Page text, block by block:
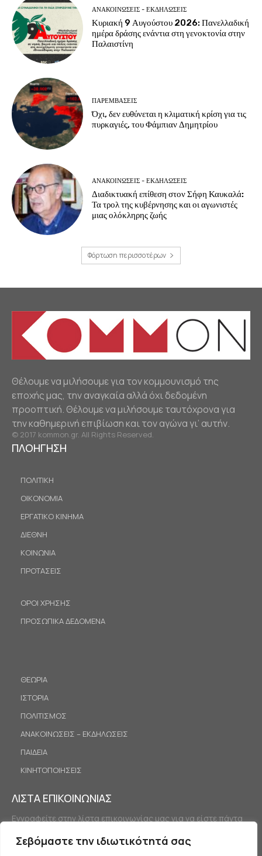
Σεβόμαστε την ιδιωτικότητά σας
ΑΝΑΚΟΙΝΩΣΕΙΣ - ΕΚΔΗΛΩΣΕΙΣ
Κυριακή 9 Αυγούστου 2026: Πανελλαδική
ημέρα δράσης ενάντια στη γενοκτονία στην
Παλαιστίνη
ΠΑΡΕΜΒΑΣΕΙΣ
Όχι, δεν ευθύνεται η κλιματική κρίση για τις
πυρκαγιές, του Φάμπιαν Δημητρίου
ΑΝΑΚΟΙΝΩΣΕΙΣ - ΕΚΔΗΛΩΣΕΙΣ
Διαδικτυακή επίθεση στον Σήφη Καυκαλά:
Τα τρολ της κυβέρνησης και οι αγωνιστές
μιας ολόκληρης ζωής
Φόρτωση περισσοτέρων
Θέλουμε να μιλήσουμε για τον κομμουνισμό της
εποχής μας, την αναγκαία αλλά όχι δεδομένη
προοπτική. Θέλουμε να μιλήσουμε ταυτόχρονα για
την καθημερινή επιβίωση και τον αγώνα γι’ αυτήν.
© 2017 kommon.gr. All Rights Reserved.
ΠΛΟΗΓΗΣΗ
ΠΟΛΙΤΙΚΗ
ΟΙΚΟΝΟΜΙΑ
ΕΡΓΑΤΙΚΟ ΚΙΝΗΜΑ
ΔΙΕΘΝΗ
ΚΟΙΝΩΝΙΑ
ΠΡΟΤΑΣΕΙΣ
ΟΡΟΙ ΧΡΗΣΗΣ
ΠΡΟΣΩΠΙΚΑ ΔΕΔΟΜΕΝΑ
ΘΕΩΡΙΑ
ΙΣΤΟΡΙΑ
ΠΟΛΙΤΙΣΜΟΣ
ΑΝΑΚΟΙΝΩΣΕΙΣ – ΕΚΔΗΛΩΣΕΙΣ
ΠΑΙΔΕΙΑ
ΚΙΝΗΤΟΠΟΙΗΣΕΙΣ
ΛΙΣΤΑ ΕΠΙΚΟΙΝΩΝΙΑΣ
Εγγραφείτε στην λίστα επικοινωνίας μας για να είστε πάντα